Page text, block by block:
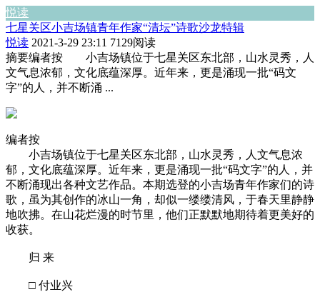
悦读
七星关区小吉场镇青年作家“清坛”诗歌沙龙特辑
悦读 2021-3-29 23:11 7129阅读
摘要编者按 小吉场镇位于七星关区东北部，山水灵秀，人
文气息浓郁，文化底蕴深厚。近年来，更是涌现一批“码文
字”的人，并不断涌 ...
编者按
小吉场镇位于七星关区东北部，山水灵秀，人文气息浓
郁，文化底蕴深厚。近年来，更是涌现一批“码文字”的人，并
不断涌现出各种文艺作品。本期选登的小吉场青年作家们的诗
歌，虽为其创作的冰山一角，却似一缕缕清风，于春天里静静
地吹拂。在山花烂漫的时节里，他们正默默地期待着更美好的
收获。
归 来
□ 付业兴